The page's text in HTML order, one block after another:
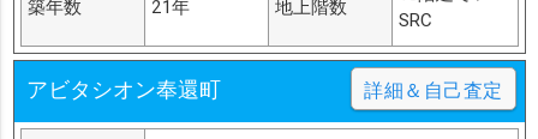
築年数 21年 地上階数
SRC
アビタシオン奉還町 詳細＆自己査定